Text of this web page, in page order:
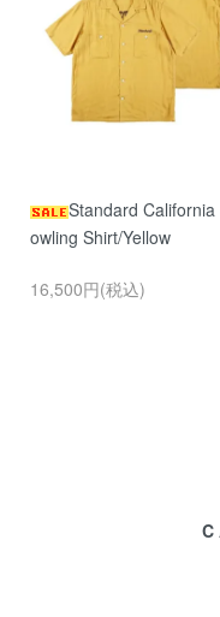
Standard California
owling Shirt/Yellow
16,500円(税込)